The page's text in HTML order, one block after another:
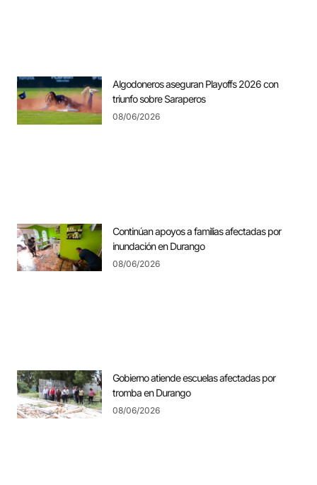
Algodoneros aseguran Playoffs 2026 con
triunfo sobre Saraperos
08/06/2026
Continúan apoyos a familias afectadas por
inundación en Durango
08/06/2026
Gobierno atiende escuelas afectadas por
tromba en Durango
08/06/2026